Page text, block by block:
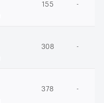
155 -
308 -
378 -